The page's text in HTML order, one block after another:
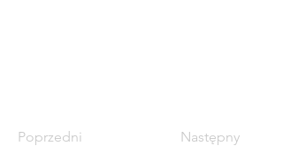
Poprzedni Następny